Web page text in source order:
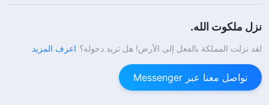
نزل ملكوت الله.
لقد نزلت المملكة بالفعل إلى الأرض! هل تريد دخوله؟ اعرف المزيد
تواصل معنا عبر Messenger